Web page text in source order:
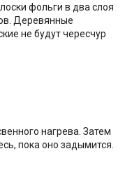
фольги в два слоя
Деревянные
не будут чересчур
нагрева. Затем
пока оно задымится.